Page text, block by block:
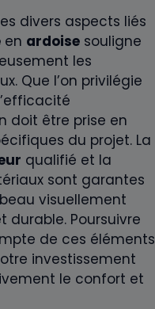
divers aspects liés
en ardoise souligne
les
Que l’on privilégie
doit être prise en
du projet. La
qualifié et la
sont garantes
visuellement
Poursuivre
de ces éléments
investissement
le confort et